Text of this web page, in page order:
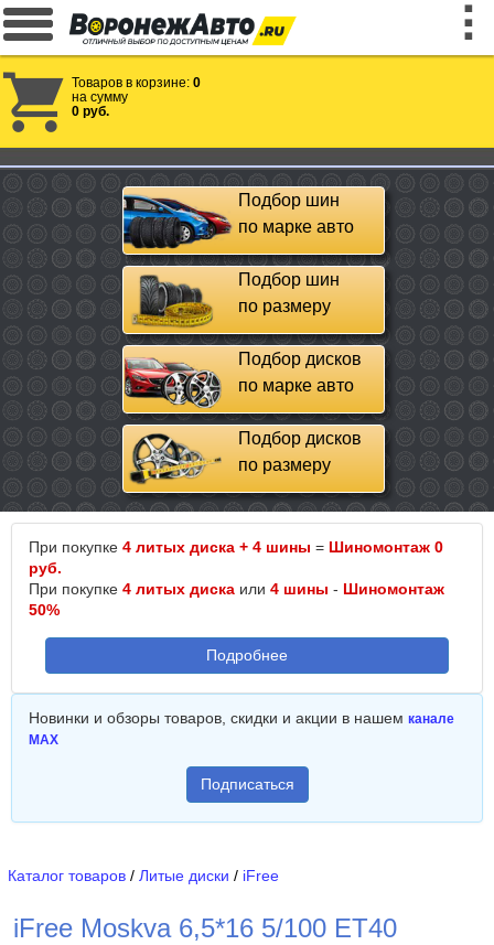
Товаров в корзине: 0
на сумму
0 руб.
Подбор шин
по марке авто
Подбор шин
по размеру
Подбор дисков
по марке авто
Подбор дисков
по размеру
При покупке 4 литых диска + 4 шины = Шиномонтаж 0
руб.
При покупке 4 литых диска или 4 шины - Шиномонтаж
50%
Подробнее
Новинки и обзоры товаров, скидки и акции в нашем канале
MAX
Подписаться
Каталог товаров / Литые диски / iFree
iFree Moskva 6,5*16 5/100 ET40